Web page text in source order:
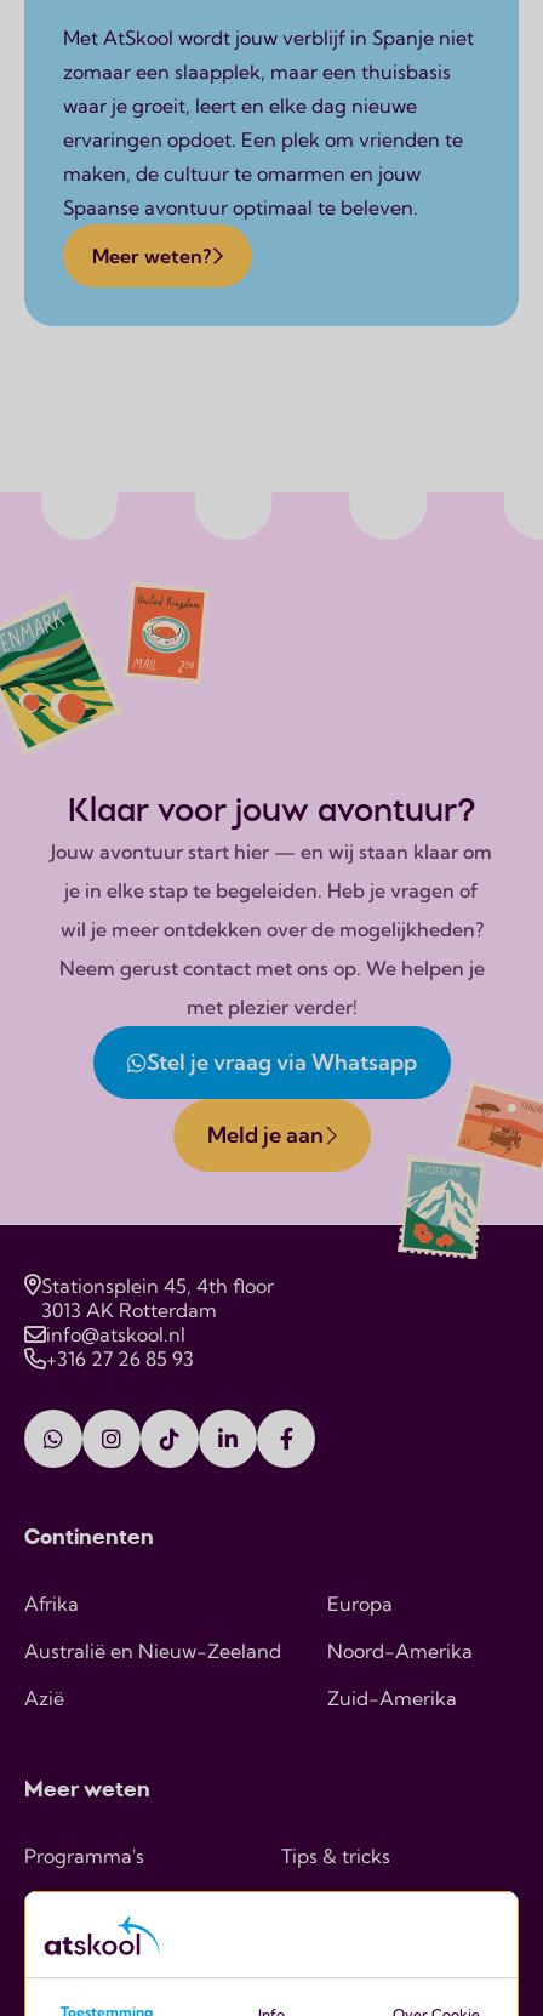
Met AtSkool wordt jouw verblijf in Spanje niet
zomaar een slaapplek, maar een thuisbasis
waar je groeit, leert en elke dag nieuwe
ervaringen opdoet. Een plek om vrienden te
maken, de cultuur te omarmen en jouw
Spaanse avontuur optimaal te beleven.
Meer weten?
Klaar voor jouw avontuur?
Jouw avontuur start hier — en wij staan klaar om
je in elke stap te begeleiden. Heb je vragen of
wil je meer ontdekken over de mogelijkheden?
Neem gerust contact met ons op. We helpen je
met plezier verder!
Stel je vraag via Whatsapp
Meld je aan
Stationsplein 45, 4th floor
3013 AK Rotterdam
info@atskool.nl
+316 27 26 85 93
Continenten
Afrika
Australië en Nieuw-Zeeland
Azië
Europa
Noord-Amerika
Zuid-Amerika
Meer weten
Programma's
Hoe werkt het
Kosten
Tips & tricks
Toestemming